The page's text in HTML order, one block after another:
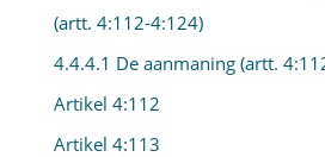
(artt. 4:112-4:124)
4.4.4.1 De aanmaning (artt.
Artikel 4:112
Artikel 4:113